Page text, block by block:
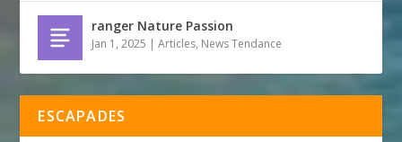
ranger Nature Passion
Jan 1, 2025 |Articles, News Tendance
ESCAPADES